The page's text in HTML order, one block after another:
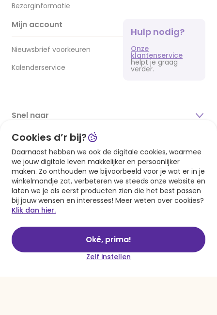
Bezorginformatie
Mijn account
Nieuwsbrief voorkeuren
Kalenderservice
Hulp nodig?
Onze
klantenservice
helpt je graag
verder.
Snel naar
Over Hallmark
Over ons
Duurzaamheid
Vacatures
Hallmark Kaartclub
Acties
Inspiratie
Magazine
Inspiratieteksten
Kaartinspiratie
Zakelijk
Inloggen retailer
Blijf op de hoogte
Cookies d’r bij?
Daarnaast hebben we ook de digitale cookies, waarmee
we jouw digitale leven makkelijker en persoonlijker
maken. Zo onthouden we bijvoorbeeld voor je wat er in je
winkelmandje zat, verbeteren we steeds onze website en
laten we je als eerst producten zien die het best passen
bij jouw wensen en interesses! Meer weten over cookies?
Klik dan hier.
Oké, prima!
Zelf instellen